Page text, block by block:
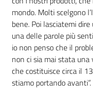
mondo. Molti scelgono
bene. Poi lasciatemi
una delle parole più
io non penso che il
non ci sia mai stata
che costituisce circa il
stiamo portando avanti”.